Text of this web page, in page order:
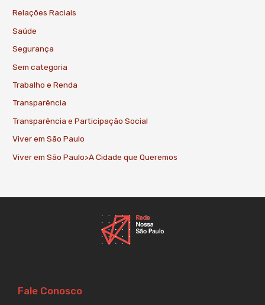
Relações Raciais
Saúde
Segurança
Sem categoria
Trabalho e Renda
Transparência
Transparência e Participação Social
Viver em São Paulo
Viver em São Paulo>A Cidade que Queremos
Fale Conosco